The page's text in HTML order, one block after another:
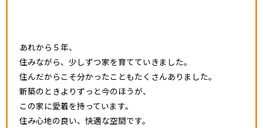
あれから５年、
住みながら、少しずつ家を育てていきました。
住んだからこそ分かったこともたくさんありました。
新築のときよりずっと今のほうが、
この家に愛着を持っています。
住み心地の良い、快適な空間です。